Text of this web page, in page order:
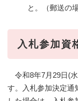
と。（郵送の
入札参加資
令和8年7月29日(
す。入札参加決定通